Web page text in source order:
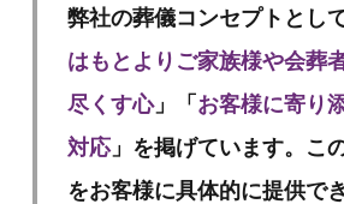
弊社の葬儀コンセプトとし
はもとよりご家族様や会葬
尽くす心」「 お客様に寄り
対応」を掲げています。こ
をお客様に具体的に提供で